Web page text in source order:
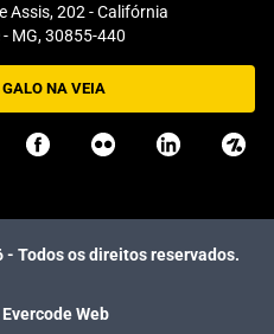
Assis, 202 - Califórnia
MG, 30855-440
NA VEIA
- Todos os direitos reservados.
Web